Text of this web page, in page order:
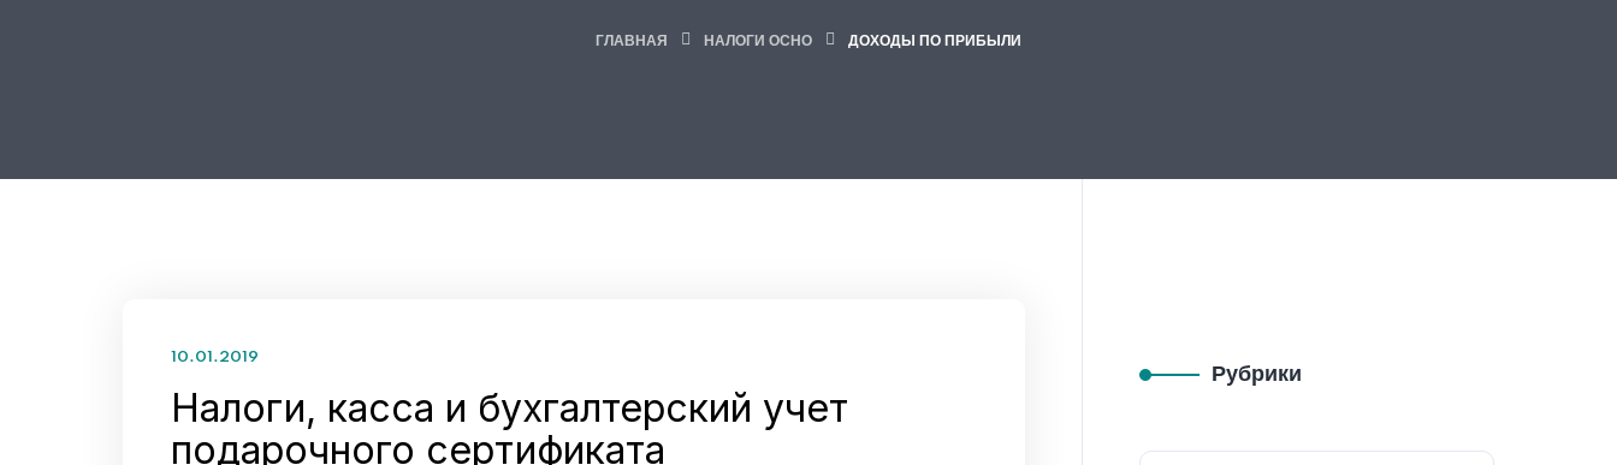
ГЛАВНАЯ НАЛОГИ ОСНО ДОХОДЫ ПО ПРИБЫЛИ
10.01.2019
Налоги, касса и бухгалтерский учет
подарочного сертификата
Рубрики